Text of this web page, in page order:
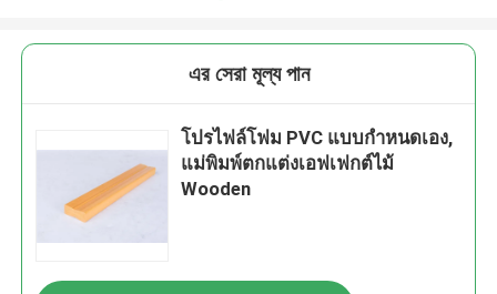
এর সেরা মূল্য পান
โปรไฟล์โฟม PVC แบบกำหนดเอง,
แม่พิมพ์ตกแต่งเอฟเฟกต์ไม้
Wooden